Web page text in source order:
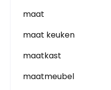
maat
maat keuken
maatkast
maatmeubel